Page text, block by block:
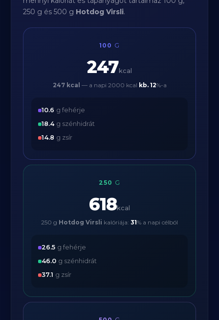
250 g és 500 g Hotdog Virsli.
100 G
247kcal
247 kcal — a napi 2000 kcal kb. 12%-a
10.6 g fehérje
18.4 g szénhidrát
14.8 g zsír
250 G
618kcal
250 g Hotdog Virsli kalóriája: 31% a napi célból
26.5 g fehérje
46.0 g szénhidrát
37.1 g zsír